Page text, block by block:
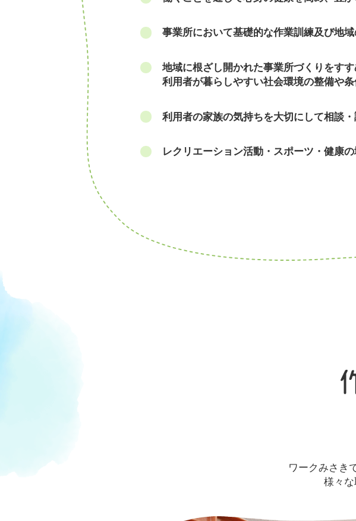
事業所において基礎的な作業訓練及び地
地域に根ざし開かれた事業所づくりをすす
利用者が暮らしやすい社会環境の整備や
利用者の家族の気持ちを大切にして相談・
レクリエーション活動・スポーツ・健康
ワークみさき
様々な